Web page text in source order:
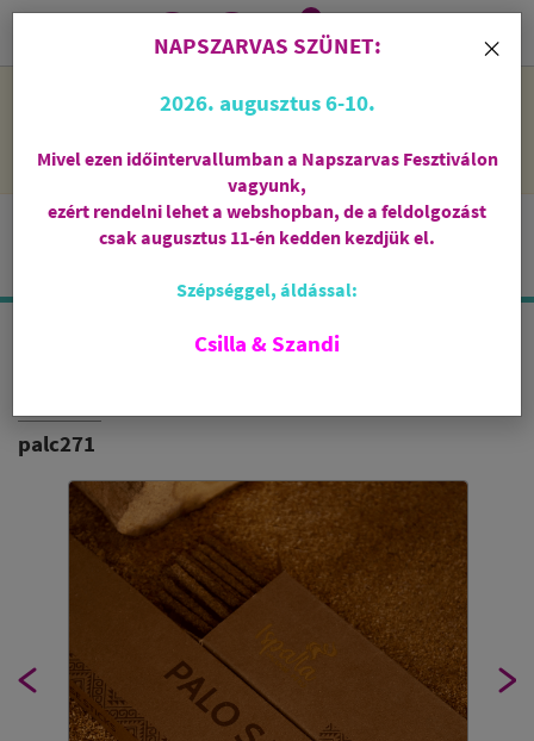
NAPSZARVAS SZÜNET: 2026. augusztus 6-10 - rendelni lehet
feldolgozni őket.
i
0
ISPALLA FÜSTÖLŐPÁLCIKA
palc271
×
NAPSZARVAS SZÜNET:
2026. augusztus 6-10.
Mivel ezen időintervallumban a Napszarvas Fesztiválon
vagyunk,
ezért rendelni lehet a webshopban, de a feldolgozást
csak augusztus 11-én kedden kezdjük el.
Szépséggel, áldással:
Csilla & Szandi